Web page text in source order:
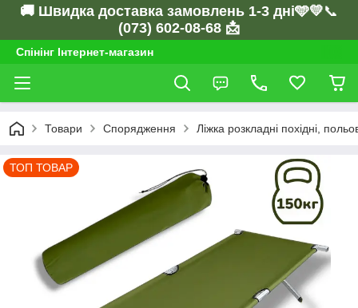
🚚 Швидка доставка замовлень 1-3 дні🩵💛📞
(073) 602-08-68 📩
Спінінг Інтернет-магазин
Товари Спорядження Ліжка розкладні похідні,
ТОП ТОВАР